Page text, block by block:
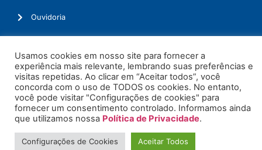
Ouvidoria
© 2026. Todos os Direitos Reservados.
Usamos cookies em nosso site para fornecer a
experiência mais relevante, lembrando suas preferências e
visitas repetidas. Ao clicar em “Aceitar todos”, você
concorda com o uso de TODOS os cookies. No entanto,
você pode visitar "Configurações de cookies" para
fornecer um consentimento controlado. Informamos ainda
que utilizamos nossa Política de Privacidade.
Configurações de Cookies Aceitar Todos